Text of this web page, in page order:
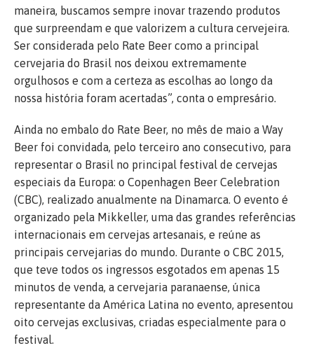
maneira, buscamos sempre inovar trazendo produtos
que surpreendam e que valorizem a cultura cervejeira.
Ser considerada pelo Rate Beer como a principal
cervejaria do Brasil nos deixou extremamente
orgulhosos e com a certeza as escolhas ao longo da
nossa história foram acertadas”, conta o empresário.
Ainda no embalo do Rate Beer, no mês de maio a Way
Beer foi convidada, pelo terceiro ano consecutivo, para
representar o Brasil no principal festival de cervejas
especiais da Europa: o Copenhagen Beer Celebration
(CBC), realizado anualmente na Dinamarca. O evento é
organizado pela Mikkeller, uma das grandes referências
internacionais em cervejas artesanais, e reúne as
principais cervejarias do mundo. Durante o CBC 2015,
que teve todos os ingressos esgotados em apenas 15
minutos de venda, a cervejaria paranaense, única
representante da América Latina no evento, apresentou
oito cervejas exclusivas, criadas especialmente para o
festival.